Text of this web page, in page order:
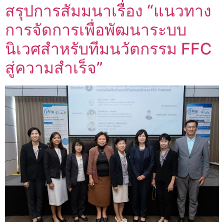
สรุปการสัมมนาเรื่อง “แนวทาง
การจัดการเพื่อพัฒนาระบบ
นิเวศสำหรับทีมนวัตกรรม FFC
สู่ความสำเร็จ”